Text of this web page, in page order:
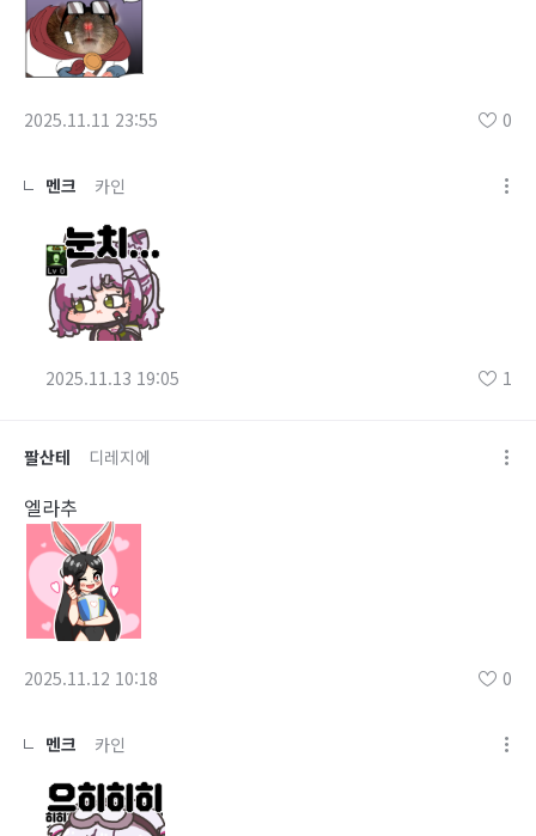
2025.11.11 23:55 0
멘크 카인
2025.11.13 19:05 1
팔산테 디레지에
엘라추
2025.11.12 10:18 0
멘크 카인